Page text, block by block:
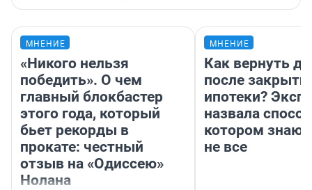
МНЕНИЕ
«Никого нельзя
победить». О чем
главный блокбастер
этого года, который
бьет рекорды в
прокате: честный
отзыв на «Одиссею»
Нолана
МНЕНИЕ
Как вернуть
после
ипотеки?
назвала
котором
не все